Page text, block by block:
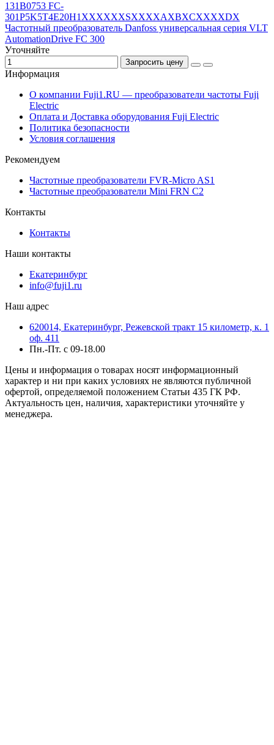
131B0753 FC-
301P5K5T4E20H1XXXXXXSXXXXAXBXCXXXXDX
Частотный преобразователь Danfoss универсальная серия VLT
AutomationDrive FC 300
Уточняйте
Запросить цену
Информация
О компании Fuji1.RU — преобразователи частоты Fuji
Electric
Оплата и Доставка оборудования Fuji Electric
Политика безопасности
Условия соглашения
Рекомендуем
Частотные преобразователи FVR-Micro AS1
Частотные преобразователи Mini FRN C2
Контакты
Контакты
Наши контакты
Екатеринбург
info@fuji1.ru
Наш адрес
620014, Екатеринбург, Режевской тракт 15 километр, к. 1
оф. 411
Пн.-Пт. с 09-18.00
Цены и информация о товарах носят информационный
характер и ни при каких условиях не являются публичной
офертой, определяемой положением Статьи 435 ГК РФ.
Актуальность цен, наличия, характеристики уточняйте у
менеджера.